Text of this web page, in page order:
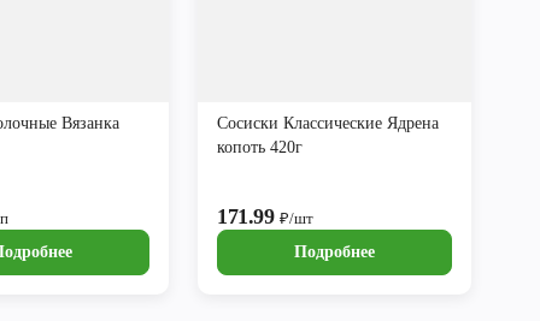
Вязанка
Сосиски Классические Ядрена
копоть 420г
171.99₽/шт
Подробнее